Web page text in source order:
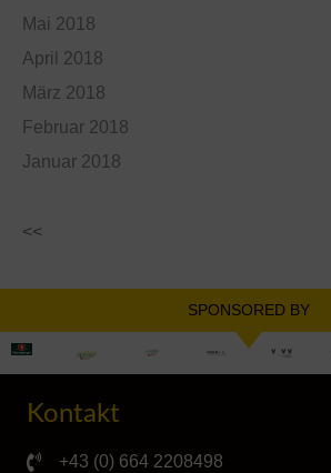
Mai 2018
April 2018
März 2018
Februar 2018
Januar 2018
<<
SPONSORED BY
Kontakt
+43 (0) 664 2208498